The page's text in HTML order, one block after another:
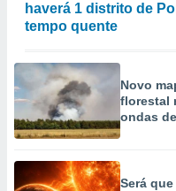
haverá 1 distrito de
tempo quente
Novo
florestal
ondas
Será